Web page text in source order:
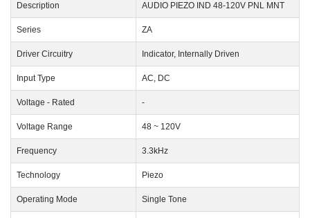
Description AUDIO PIEZO IND 48-120V PNL MNT
Series ZA
Driver Circuitry Indicator, Internally Driven
Input Type AC, DC
Voltage - Rated -
Voltage Range 48 ~ 120V
Frequency 3.3kHz
Technology Piezo
Operating Mode Single Tone